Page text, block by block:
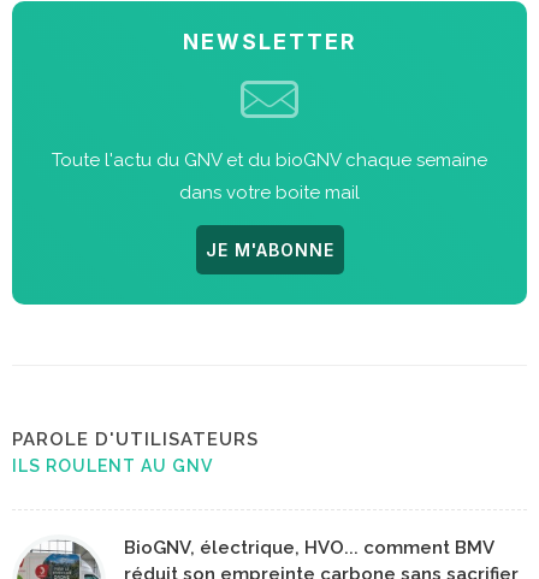
NEWSLETTER
Toute l'actu du GNV et du bioGNV chaque semaine
dans votre boite mail
JE M'ABONNE
PAROLE D'UTILISATEURS
ILS ROULENT AU GNV
BioGNV, électrique, HVO... comment BMV
réduit son empreinte carbone sans sacrifier